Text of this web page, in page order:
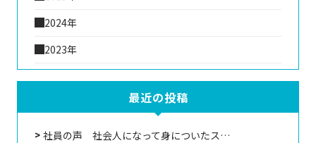
2024年
2023年
最近の投稿
社員の声 社会人になって身についたス…